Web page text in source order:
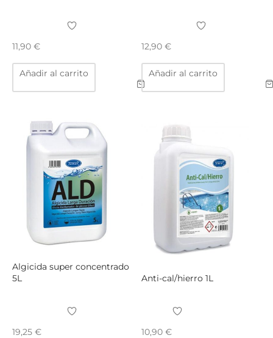
11,90 €
Añadir al carrito
12,90 €
Añadir al carrito
Algicida super concentrado
5L
19,25 €
Anti-cal/hierro 1L
10,90 €
TINTES Y MANUALIDADES